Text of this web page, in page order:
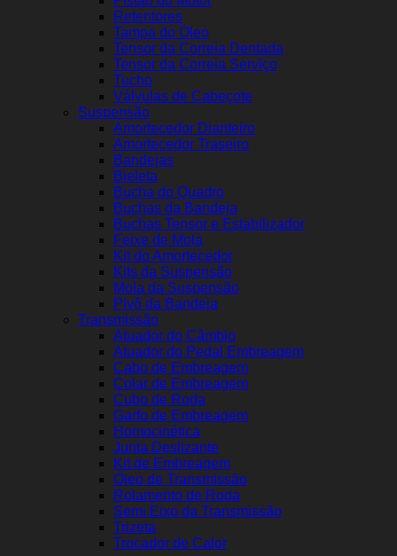
Retentores
Tampa do Óleo
Tensor da Correia Dentada
Tensor da Correia Serviço
Tucho
Válvulas de Cabeçote
Suspensão
Amortecedor Dianteiro
Amortecedor Traseiro
Bandejas
Bieleta
Bucha do Quadro
Buchas da Bandeja
Buchas Tensor e Estabilizador
Feixe de Mola
Kit do Amortecedor
Kits da Suspensão
Mola da Suspensão
Pivô da Bandeja
Transmissão
Atuador do Câmbio
Atuador do Pedal Embreagem
Cabo de Embreagem
Colar de Embreagem
Cubo de Roda
Garfo de Embreagem
Homocinética
Junta Deslizante
Kit de Embreagem
Óleo de Transmissão
Rolamento de Roda
Semi Eixo da Transmissão
Trizeta
Trocador de Calor